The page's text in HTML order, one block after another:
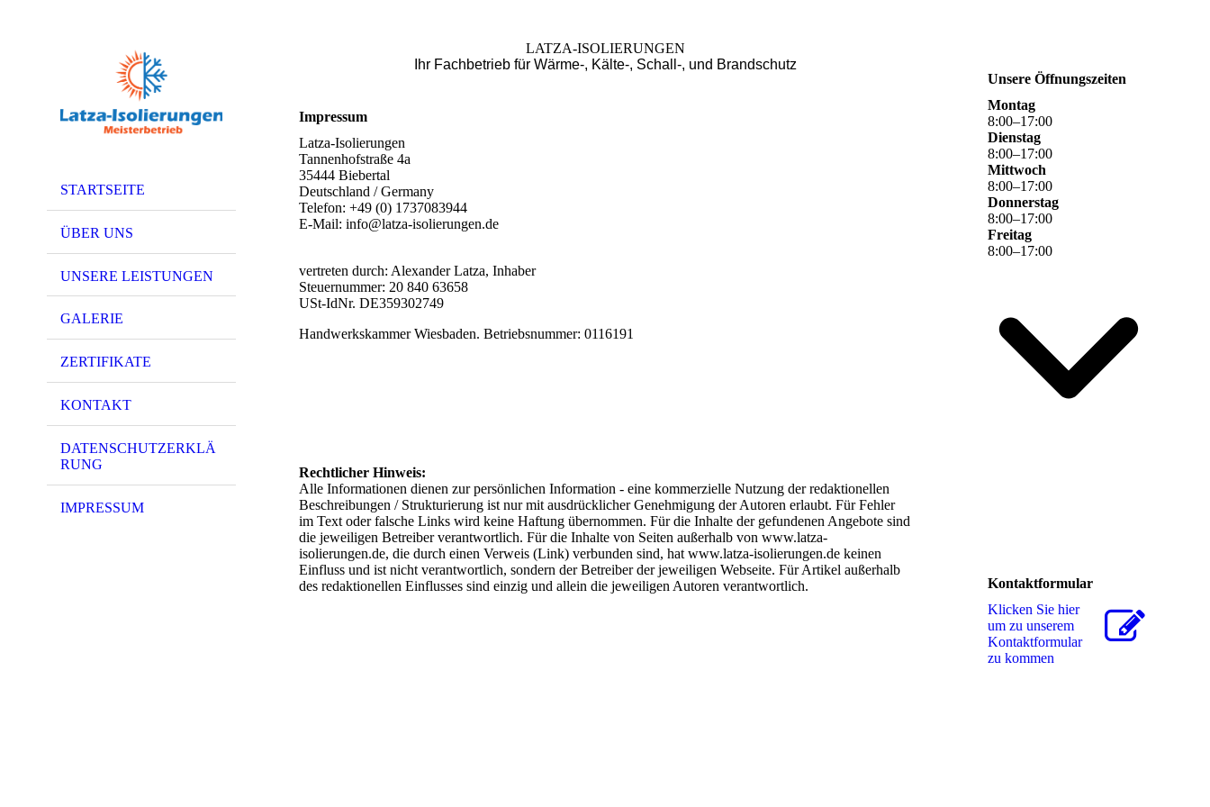
STARTSEITE
ÜBER UNS
UNSERE LEISTUNGEN
GALERIE
ZERTIFIKATE
KONTAKT
DATENSCHUTZERKLÄ
RUNG
IMPRESSUM
LATZA-ISOLIERUNGEN
Ihr Fachbetrieb für Wärme-, Kälte-, Schall-, und Brandschutz
Impressum
Latza-Isolierungen
Tannenhofstraße 4a
35444 Biebertal
Deutschland / Germany
Telefon: +49 (0) 1737083944
E-Mail: info@latza-isolierungen.de
vertreten durch: Alexander Latza, Inhaber
Steuernummer: 20 840 63658
USt-IdNr. DE359302749
Handwerkskammer Wiesbaden. Betriebsnummer: 0116191
Rechtlicher Hinweis:
Alle Informationen dienen zur persönlichen Information - eine kommerzielle Nutzung der redaktionellen
Beschreibungen / Strukturierung ist nur mit ausdrücklicher Genehmigung der Autoren erlaubt. Für Fehler
im Text oder falsche Links wird keine Haftung übernommen. Für die Inhalte der gefundenen Angebote sind
die jeweiligen Betreiber verantwortlich. Für die Inhalte von Seiten außerhalb von www.latza-
isolierungen.de, die durch einen Verweis (Link) verbunden sind, hat www.latza-isolierungen.de keinen
Einfluss und ist nicht verantwortlich, sondern der Betreiber der jeweiligen Webseite. Für Artikel außerhalb
des redaktionellen Einflusses sind einzig und allein die jeweiligen Autoren verantwortlich.
Unsere Öffnungszeiten
Montag
8:00–17:00
Dienstag
8:00–17:00
Mittwoch
8:00–17:00
Donnerstag
8:00–17:00
Freitag
8:00–17:00
Kontaktformular
Klicken Sie hier
um zu unserem
Kon­takt­for­mu­lar
zu kommen